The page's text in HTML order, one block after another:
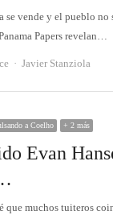
se vende y el pueblo no
Papers revelan…
Autor
Javier Stanziola
a Coelho + 2 más
Evan
que muchos tuiteros